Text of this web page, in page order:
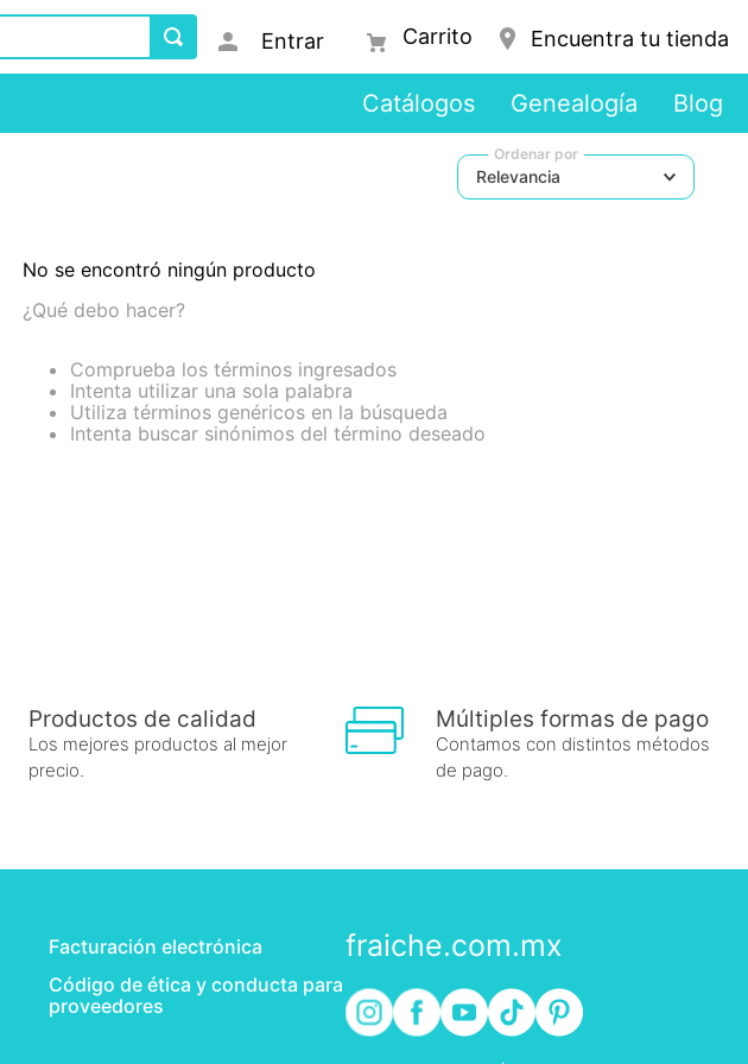
Entrar Encuentra tu tienda
Catálogos Genealogía Blog
Ordenar por
Relevancia
No se encontró ningún producto
¿Qué debo hacer?
Comprueba los términos ingresados
Intenta utilizar una sola palabra
Utiliza términos genéricos en la búsqueda
Intenta buscar sinónimos del término deseado
Productos de calidad
Los mejores productos al mejor
precio.
Múltiples formas de pago
Contamos con distintos métodos
de pago.
Facturación electrónica
Código de ética y conducta para
proveedores
fraiche.com.mx